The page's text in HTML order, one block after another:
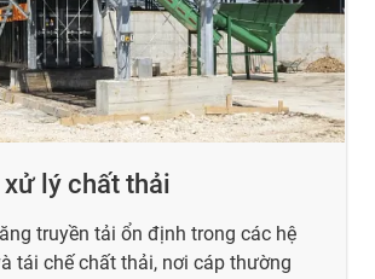
xử lý chất thải
truyền tải ổn định trong các hệ
tái chế chất thải, nơi cáp thường